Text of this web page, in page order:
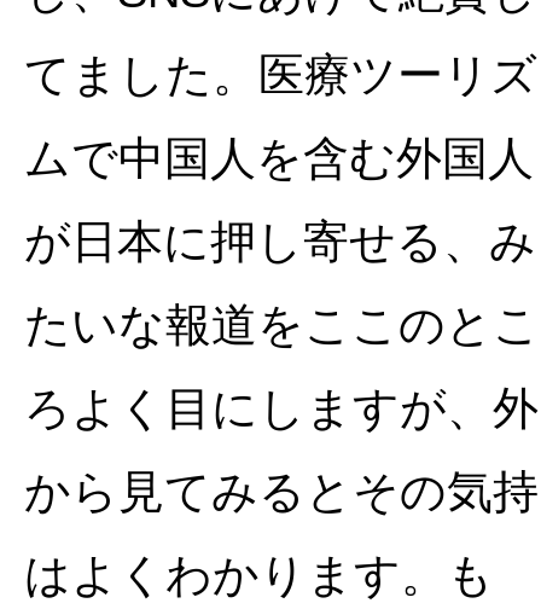
てました。医療ツーリズ
ムで中国人を含む外国人
が日本に押し寄せる、み
たいな報道をここのとこ
ろよく目にしますが、外
から見てみるとその気持
はよくわかります。も